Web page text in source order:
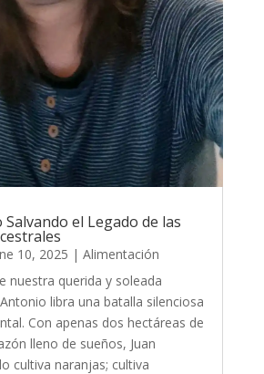
el Legado de las
10, 2025 | Alimentación
nuestra querida y soleada
libra una batalla silenciosa
Con apenas dos hectáreas de
lleno de sueños, Juan
cultiva naranjas; cultiva